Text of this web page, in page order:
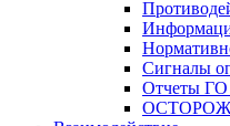
Сигналы
Отчеты